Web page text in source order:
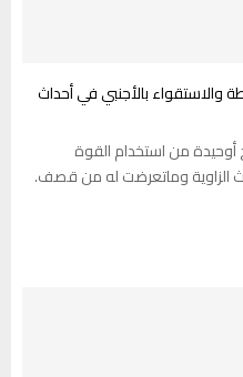
والاستقواء بالأجنبي في أحداث
من استخدام القوة
الزاوية وماتعرضت له من قصف.